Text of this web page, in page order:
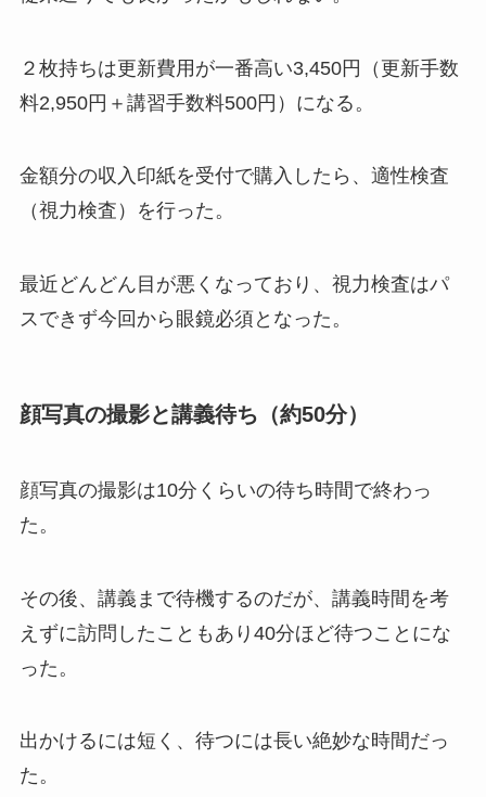
２枚持ちは更新費用が一番高い3,450円（更新手数
料2,950円＋講習手数料500円）になる。
金額分の収入印紙を受付で購入したら、適性検査
（視力検査）を行った。
最近どんどん目が悪くなっており、視力検査はパ
スできず今回から眼鏡必須となった。
顔写真の撮影と講義待ち（約50分）
顔写真の撮影は10分くらいの待ち時間で終わっ
た。
その後、講義まで待機するのだが、講義時間を考
えずに訪問したこともあり40分ほど待つことにな
った。
出かけるには短く、待つには長い絶妙な時間だっ
た。